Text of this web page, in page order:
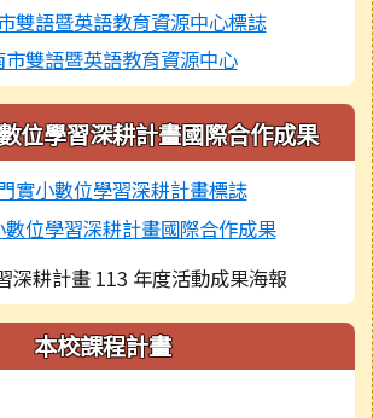
市雙語暨英語教育資源中心
數位學習深耕計畫國際合作成果
本校課程計畫